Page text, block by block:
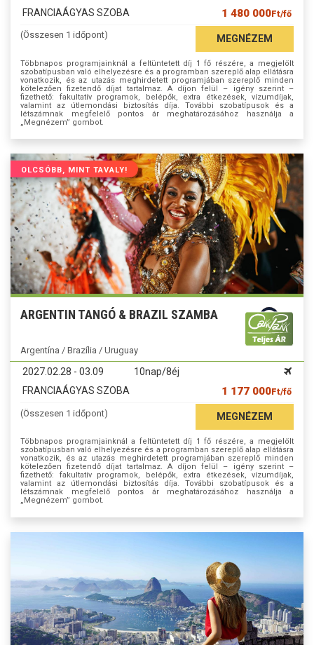
FRANCIAÁGYAS SZOBA
1 480 000Ft/fő
(Összesen 1 időpont) MEGNÉZEM
Többnapos programjainknál a feltüntetett díj 1 fő részére, a megjelölt
szobatípusban való elhelyezésre és a programban szereplő alap ellátásra
vonatkozik, és az utazás meghirdetett programjában szereplő minden
kötelezően fizetendő díjat tartalmaz. A díjon felül – igény szerint –
fizethető: fakultatív programok, belépők, extra étkezések, vízumdíjak,
valamint az útlemondási biztosítás díja. További szobatípusok és a
létszámnak megfelelő pontos ár meghatározásához használja a
„Megnézem” gombot.
OLCSÓBB, MINT TAVALY!
ARGENTIN TANGÓ & BRAZIL SZAMBA
Argentína / Brazília / Uruguay
2027.02.28 - 03.09
10nap/8éj
FRANCIAÁGYAS SZOBA
1 177 000Ft/fő
(Összesen 1 időpont) MEGNÉZEM
Többnapos programjainknál a feltüntetett díj 1 fő részére, a megjelölt
szobatípusban való elhelyezésre és a programban szereplő alap ellátásra
vonatkozik, és az utazás meghirdetett programjában szereplő minden
kötelezően fizetendő díjat tartalmaz. A díjon felül – igény szerint –
fizethető: fakultatív programok, belépők, extra étkezések, vízumdíjak,
valamint az útlemondási biztosítás díja. További szobatípusok és a
létszámnak megfelelő pontos ár meghatározásához használja a
„Megnézem” gombot.